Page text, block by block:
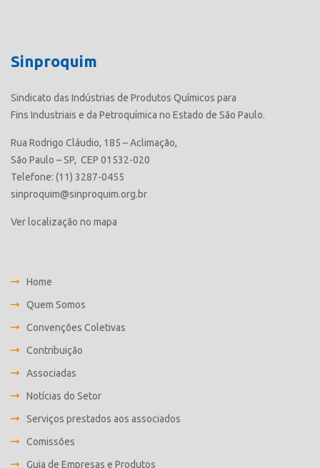
Sinproquim
Sindicato das Indústrias de Produtos Químicos para
Fins Industriais e da Petroquímica no Estado de São Paulo.
Rua Rodrigo Cláudio, 185 – Aclimação,
São Paulo – SP, CEP 01532-020
Telefone: (11) 3287-0455
sinproquim@sinproquim.org.br
Ver localização no mapa
Home
Quem Somos
Convenções Coletivas
Contribuição
Associadas
Notícias do Setor
Serviços prestados aos associados
Comissões
Guia de Empresas e Produtos